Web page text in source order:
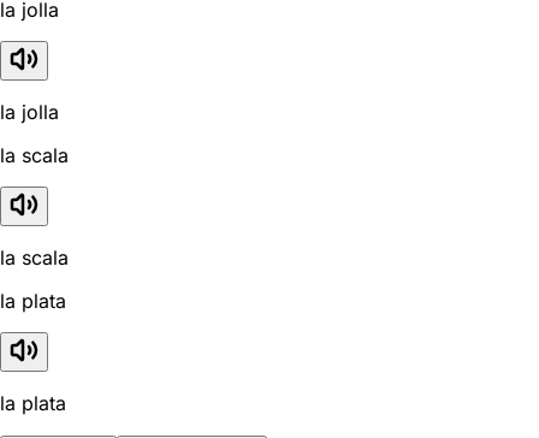
la jolla
la jolla
la scala
la scala
la plata
la plata